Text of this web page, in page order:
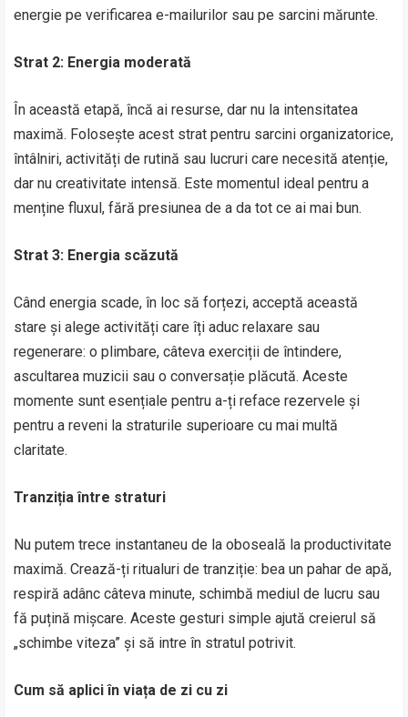
energie pe verificarea e-mailurilor sau pe sarcini mărunte.
Strat 2: Energia moderată
În această etapă, încă ai resurse, dar nu la intensitatea
maximă. Folosește acest strat pentru sarcini organizatorice,
întâlniri, activități de rutină sau lucruri care necesită atenție,
dar nu creativitate intensă. Este momentul ideal pentru a
menține fluxul, fără presiunea de a da tot ce ai mai bun.
Strat 3: Energia scăzută
Când energia scade, în loc să forțezi, acceptă această
stare și alege activități care îți aduc relaxare sau
regenerare: o plimbare, câteva exerciții de întindere,
ascultarea muzicii sau o conversație plăcută. Aceste
momente sunt esențiale pentru a-ți reface rezervele și
pentru a reveni la straturile superioare cu mai multă
claritate.
Tranziția între straturi
Nu putem trece instantaneu de la oboseală la productivitate
maximă. Crează-ți ritualuri de tranziție: bea un pahar de apă,
respiră adânc câteva minute, schimbă mediul de lucru sau
fă puțină mișcare. Aceste gesturi simple ajută creierul să
„schimbe viteza” și să intre în stratul potrivit.
Cum să aplici în viața de zi cu zi